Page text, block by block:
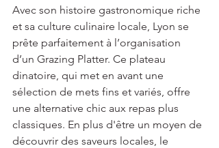
Avec son histoire gastronomique riche
et sa culture culinaire locale, Lyon se
prête parfaitement à l’organisation
d’un Grazing Platter. Ce plateau
dinatoire, qui met en avant une
sélection de mets fins et variés, offre
une alternative chic aux repas plus
classiques. En plus d'être un moyen de
découvrir des saveurs locales, le